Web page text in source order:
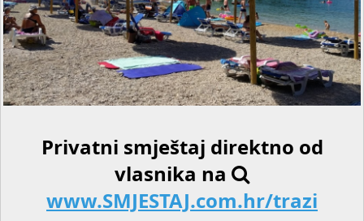
Privatni smještaj direktno od
vlasnika na
www.SMJESTAJ.com.hr/trazi